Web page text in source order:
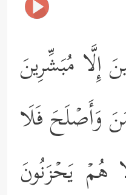
إِلَّا مُبَشِّرِینَ
وَأَصۡلَحَ فَلَا
هُمۡ یَحۡزَنُونَ